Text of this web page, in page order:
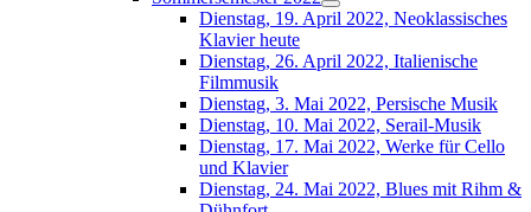
Dienstag, 19. April 2022, Neoklassisches
Klavier heute
Dienstag, 26. April 2022, Italienische
Filmmusik
Dienstag, 3. Mai 2022, Persische Musik
Dienstag, 10. Mai 2022, Serail-Musik
Dienstag, 17. Mai 2022, Werke für Cello
und Klavier
Dienstag, 24. Mai 2022, Blues mit Rihm &